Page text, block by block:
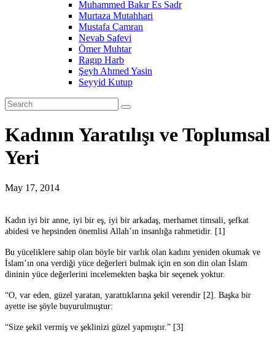
Muhammed Bakır Es Sadr
Murtaza Mutahhari
Mustafa Çamran
Nevab Safevi
Ömer Muhtar
Ragıp Harb
Şeyh Ahmed Yasin
Seyyid Kutup
Kadının Yaratılışı ve Toplumsal
Yeri
May 17, 2014
Kadın iyi bir anne, iyi bir eş, iyi bir arkadaş, merhamet timsali, şefkat
abidesi ve hepsinden önemlisi Allah’ın insanlığa rahmetidir. [1]
Bu yüceliklere sahip olan böyle bir varlık olan kadını yeniden okumak ve
İslam’ın ona verdiği yüce değerleri bulmak için en son din olan İslam
dininin yüce değerlerini incelemekten başka bir seçenek yoktur.
“O, var eden, güzel yaratan, yarattıklarına şekil verendir [2]. Başka bir
ayette ise şöyle buyurulmuştur:
“Size şekil vermiş ve şeklinizi güzel yapmıştır.” [3]